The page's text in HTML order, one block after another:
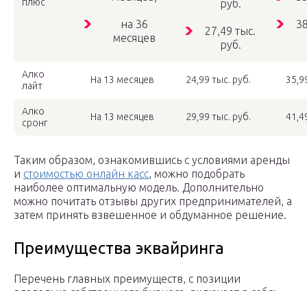
на 36
месяцев
руб.
27,49 тыс.
руб.
Алко
лайт
На 13 месяцев 24,99 тыс. руб.
Алко
сронг
На 13 месяцев 29,99 тыс. руб.
Таким образом, ознакомившись с условиями аренды
и стоимостью онлайн касс, можно подобрать
наиболее оптимальную модель. Дополнительно
можно почитать отзывы других предпринимателей, а
затем принять взвешенное и обдуманное решение.
Преимущества эквайринга
Перечень главных преимуществ, с позиции